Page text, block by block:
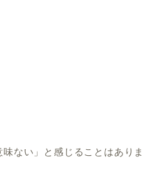
ない」と感じることはありま